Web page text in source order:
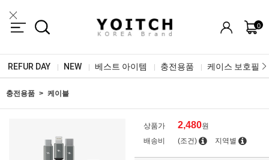
0
REFUR DAY NEW 베스트 아이템 충전용품 케이스 보호필름
충전용품 케이블
상품가 2,480원
배송비
(조건) 지역별